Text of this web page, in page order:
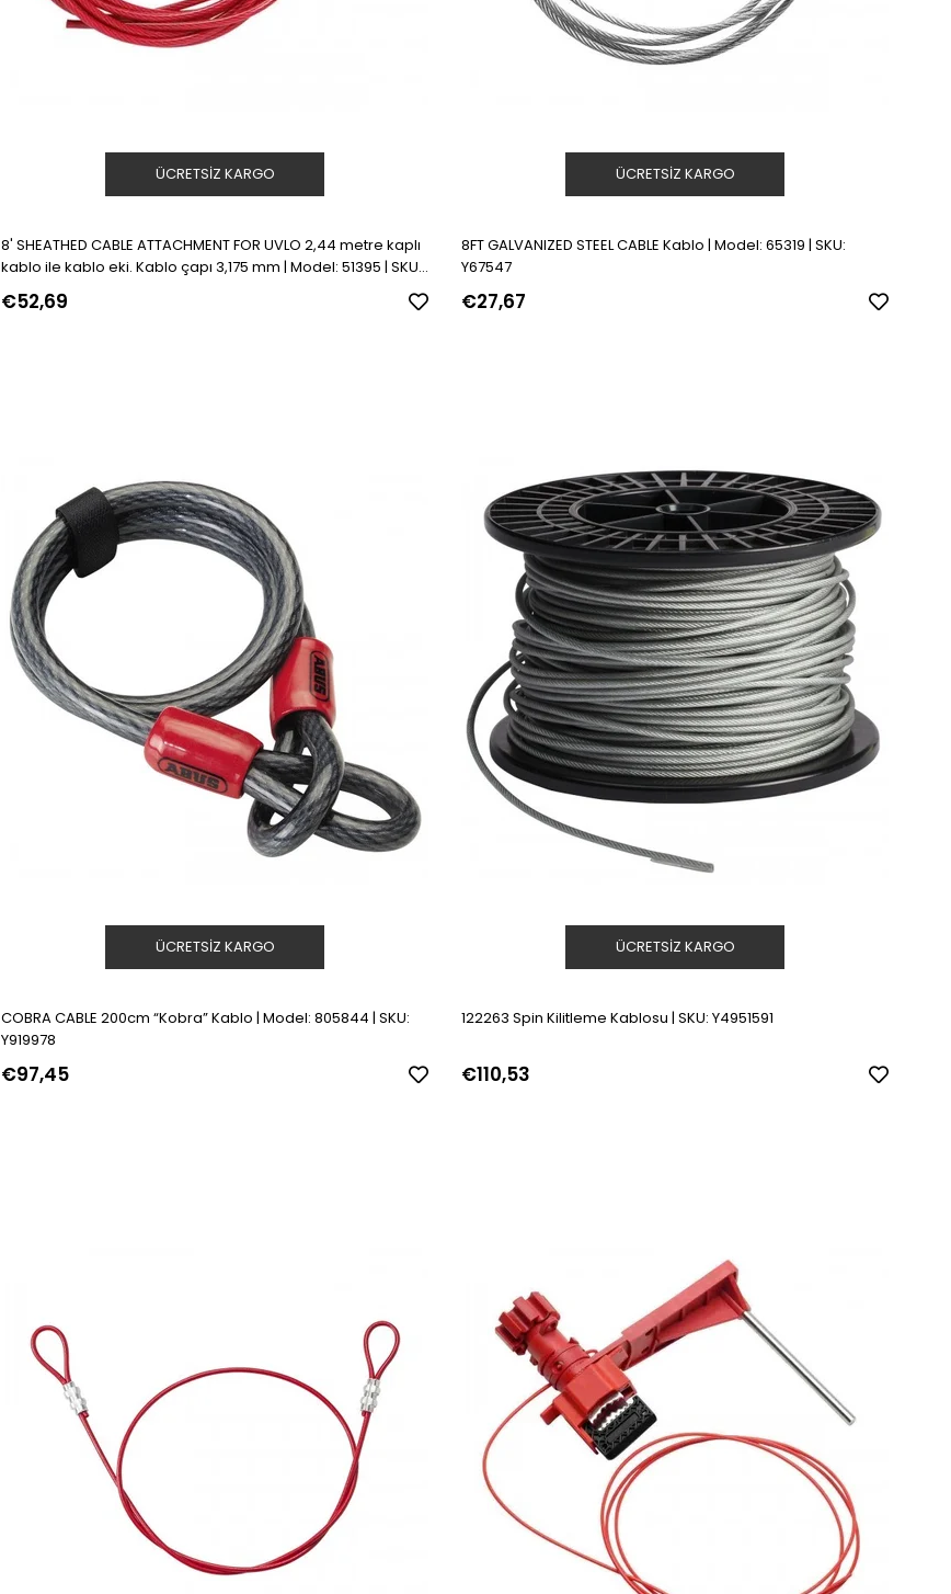
8' SHEATHED CABLE ATTACHMENT FOR UVLO 2,44 metre kaplı
kablo ile kablo eki. Kablo çapı 3,175 mm | Model: 51395 | SKU:
Y406645
€52,69
ÜCRETSIZ KARGO
8FT GALVANIZED STEEL CABLE Kablo | Model: 65319 | SKU:
Y67547
€27,67
ÜCRETSIZ KARGO
COBRA CABLE 200cm “Kobra” Kablo | Model: 805844 | SKU:
Y919978
€97,45
ÜCRETSIZ KARGO
122263 Spin Kilitleme Kablosu | SKU: Y4951591
€110,53
ÜCRETSIZ KARGO